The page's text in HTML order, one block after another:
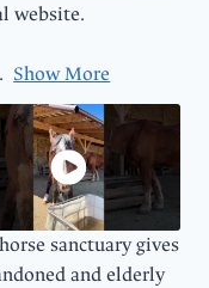
website.
Show More
sanctuary gives
and elderly